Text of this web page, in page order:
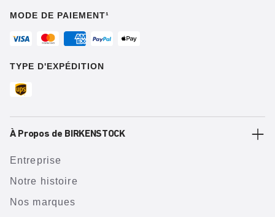
MODE DE PAIEMENT¹
TYPE D'EXPÉDITION
À Propos de BIRKENSTOCK
Entreprise
Notre histoire
Nos marques